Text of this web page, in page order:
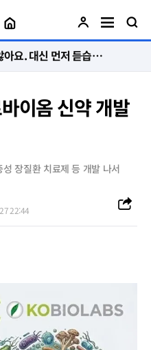
“절대 먼저 말하지 않아요. 대신 먼저 듣습니다”
이옴 신약 개발
장질환 치료제 등 개발 나서
22:44